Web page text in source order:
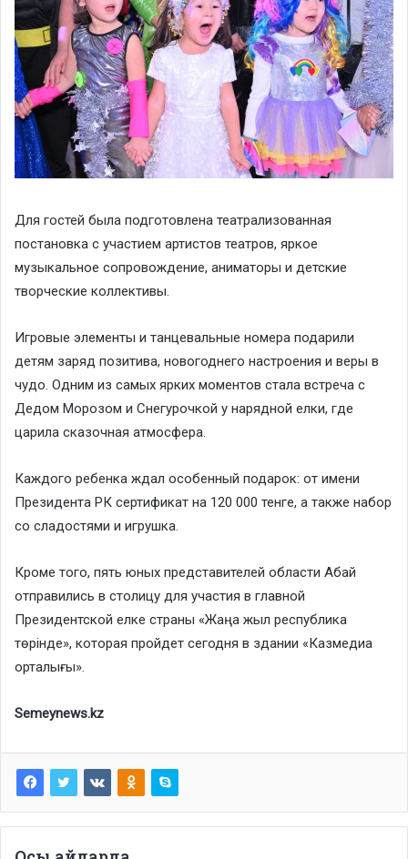
Для гостей была подготовлена театрализованная
постановка с участием артистов театров, яркое
музыкальное сопровождение, аниматоры и детские
творческие коллективы.
Игровые элементы и танцевальные номера подарили
детям заряд позитива, новогоднего настроения и веры в
чудо. Одним из самых ярких моментов стала встреча с
Дедом Морозом и Снегурочкой у нарядной елки, где
царила сказочная атмосфера.
Каждого ребенка ждал особенный подарок: от имени
Президента РК сертификат на 120 000 тенге, а также набор
со сладостями и игрушка.
Кроме того, пять юных представителей области Абай
отправились в столицу для участия в главной
Президентской елке страны «Жаңа жыл республика
төрінде», которая пройдет сегодня в здании «Казмедиа
орталығы».
Semeynews.kz